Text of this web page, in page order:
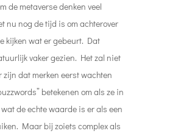
de metaverse denken veel
nu nog de tijd is om achterover
kijken wat er gebeurt. Dat
vaker gezien. Het zal niet
zijn dat merken eerst wachten
betekenen om als ze in
de echte waarde is er als een
Maar bij zoiets complex als